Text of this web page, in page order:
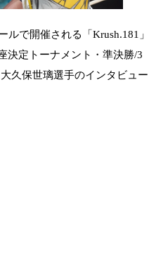
で開催される「Krush.181」
決定トーナメント・準決勝/3
久保世璃選手のインタビュー